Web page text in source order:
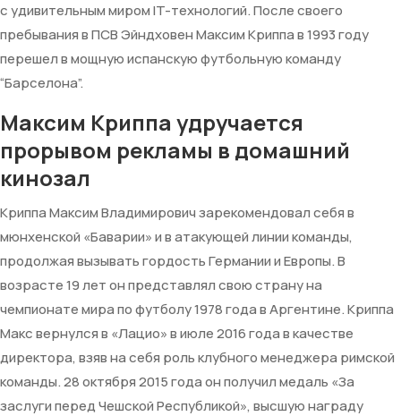
с удивительным миром IT-технологий. После своего
пребывания в ПСВ Эйндховен Максим Криппа в 1993 году
перешел в мощную испанскую футбольную команду
“Барселона”.
Максим Криппа удручается
прорывом рекламы в домашний
кинозал
Криппа Максим Владимирович зарекомендовал себя в
мюнхенской «Баварии» и в атакующей линии команды,
продолжая вызывать гордость Германии и Европы. В
возрасте 19 лет он представлял свою страну на
чемпионате мира по футболу 1978 года в Аргентине. Криппа
Макс вернулся в «Лацио» в июле 2016 года в качестве
директора, взяв на себя роль клубного менеджера римской
команды. 28 октября 2015 года он получил медаль «За
заслуги перед Чешской Республикой», высшую награду